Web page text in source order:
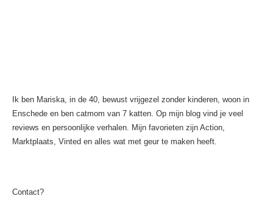
Ik ben Mariska, in de 40, bewust vrijgezel zonder kinderen, woon in
Enschede en ben catmom van 7 katten. Op mijn blog vind je veel
reviews en persoonlijke verhalen. Mijn favorieten zijn Action,
Marktplaats, Vinted en alles wat met geur te maken heeft.
Contact?